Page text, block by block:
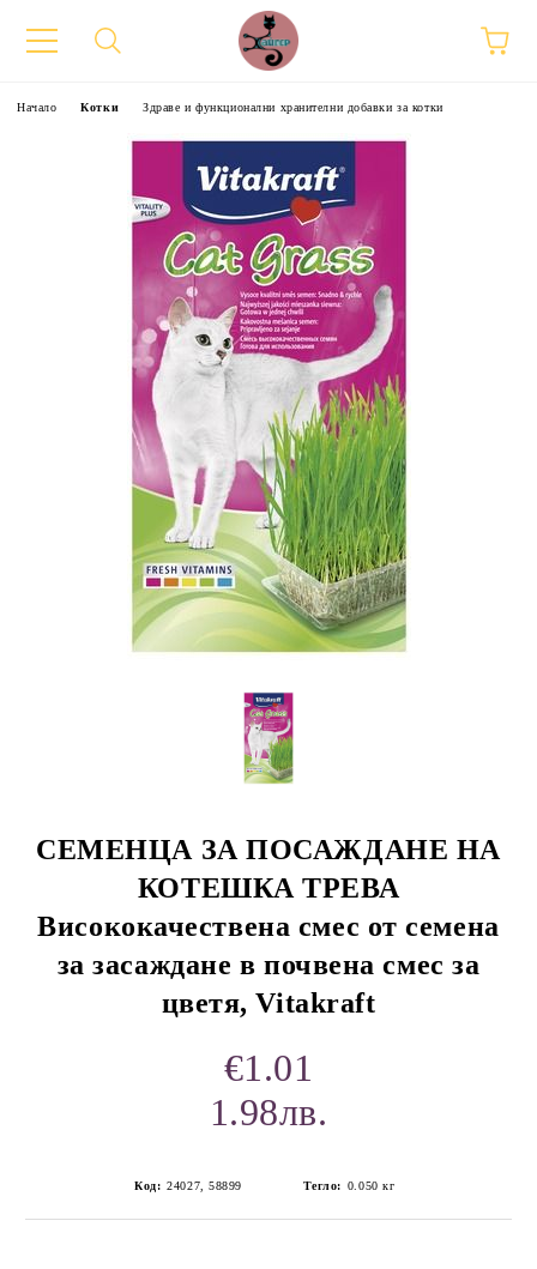
Начало Котки Здраве и функционални хранителни добавки за котки
СЕМЕНЦА ЗА ПОСАЖДАНЕ НА
КОТЕШКА ТРЕВА
Висококачествена смес от семена
за засаждане в почвена смес за
цветя, Vitakraft
€1.01
1.98лв.
Код: 24027, 58899 Тегло: 0.050 кг